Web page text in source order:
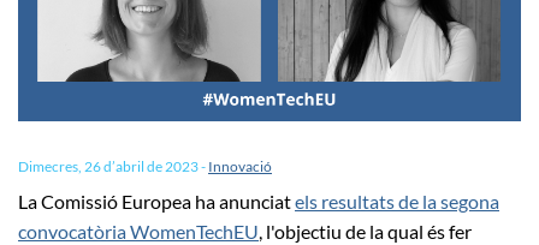
Dimecres, 26 d’abril de 2023- Innovació
La Comissió Europea ha anunciatels resultats de la segona
convocatòria WomenTechEU, l'objectiu de la qual és fer